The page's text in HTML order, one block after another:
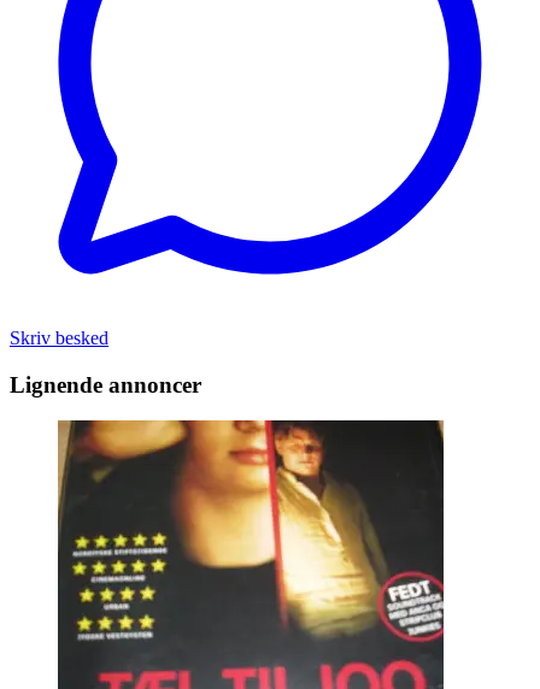
Skriv besked
Lignende annoncer